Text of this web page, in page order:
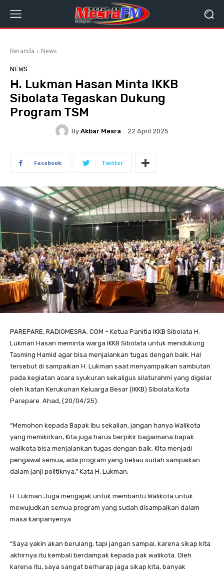
Beranda News
NEWS
H. Lukman Hasan Minta IKKB
Sibolata Tegaskan Dukung
Program TSM
By Akbar Mesra 22 April 2025
Facebook Twitter
PAREPARE, RADIOMESRA. COM – Ketua Panitia IKKB Sibolata H.
Lukman Hasan meminta warga IKKB Sibolata untuk mendukung
Tasming Hamid agar bisa menjalankan tugas dengan baik. Hal
tersebut di sampaikan H. Lukman saat menyampaikan sambutan
pada kegiatan acara syukuran sekaligus silaturahmi yang digelar
oleh Ikatan Kerukunan Keluarga Besar (IKKB) Sibolata Kota
Parepare. Ahad, (20/04/25).
“Memohon kepada Bapak ibu sekalian, jangan hanya Walikota
yang memikirkan, Kita juga harus berpikir bagaimana bapak
walikota bisa menjalankan tugas dengan baik. Kita menjadi
pengawal semua, ada program yang beliau sudah sampaikan
dalam janji politiknya.” Kata H. Lukman.
H. Lukman Juga mengajak untuk membantu Walikota untuk
mewujudkan semua program yang sudah disampaikan dalam
masa kanpanyenya.
“Saya yakin akan berulang, tapi jangan sampai, karena sikap kita
akhirnya itu kembali berdampak kepada pak walikota. Oleh
karena itu, saya sangat berharap jaga sikap kita, banyak